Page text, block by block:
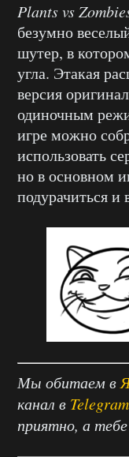
Plants vs
безумно
шутер, в
угла. Этакая
версия
одиночным
игре можно
использовать
но в основном
подурачиться и
Мы обитаем в
канал в Telegram
приятно, а